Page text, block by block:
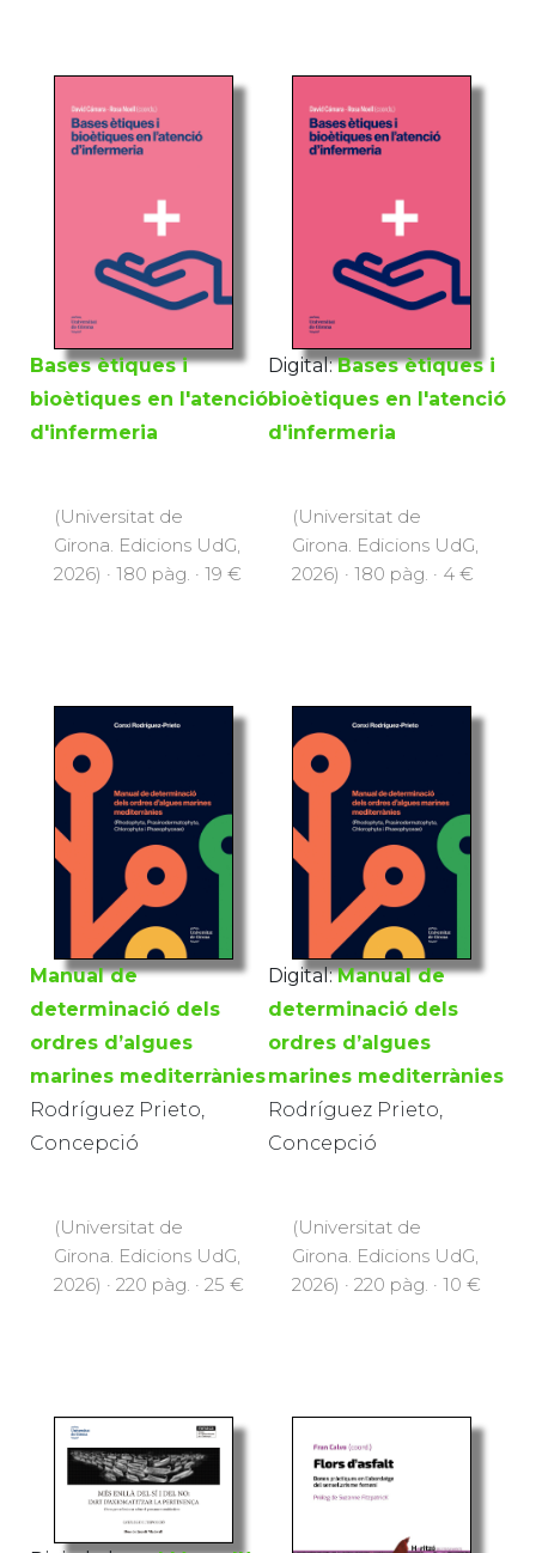
Bases ètiques i
bioètiques en l'atenció
d'infermeria
(Universitat de
Girona. Edicions UdG,
2026) · 180 pàg. · 19 €
Digital: Bases ètiques i
bioètiques en l'atenció
d'infermeria
(Universitat de
Girona. Edicions UdG,
2026) · 180 pàg. · 4 €
Manual de
determinació dels
ordres d’algues
marines mediterrànies
Rodríguez Prieto,
Concepció
(Universitat de
Girona. Edicions UdG,
2026) · 220 pàg. · 25 €
Digital: Manual de
determinació dels
ordres d’algues
marines mediterrànies
Rodríguez Prieto,
Concepció
(Universitat de
Girona. Edicions UdG,
2026) · 220 pàg. · 10 €